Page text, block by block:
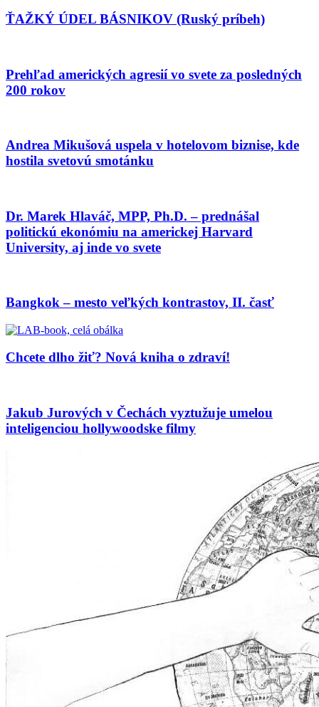
ŤAŽKÝ ÚDEL BÁSNIKOV (Ruský príbeh)
Prehľad amerických agresií vo svete za posledných
200 rokov
Andrea Mikušová uspela v hotelovom biznise, kde
hostila svetovú smotánku
Dr. Marek Hlaváč, MPP, Ph.D. – prednášal
politickú ekonómiu na americkej Harvard
University, aj inde vo svete
Bangkok – mesto veľkých kontrastov, II. časť
Chcete dlho žiť? Nová kniha o zdraví!
Jakub Jurových v Čechách vyztužuje umelou
inteligenciou hollywoodske filmy